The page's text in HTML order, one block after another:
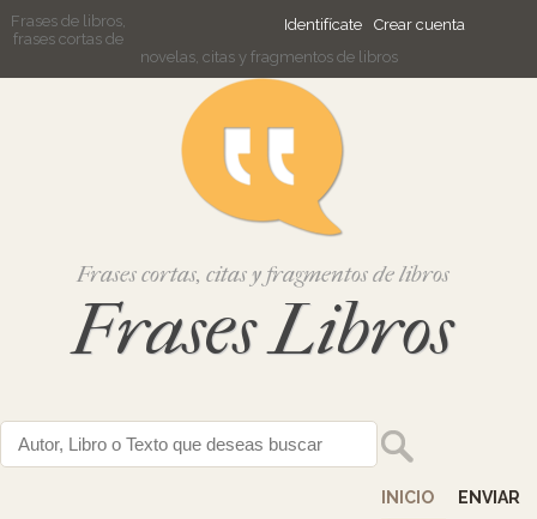
Identifícate Crear cuenta
Frases de libros,
frases cortas de
novelas, citas y fragmentos de libros
Frases cortas, citas y fragmentos de libros
Frases Libros
INICIO
ENVIAR